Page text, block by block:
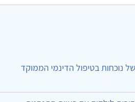
נוכחות בטיפול הדינמי הממוקד